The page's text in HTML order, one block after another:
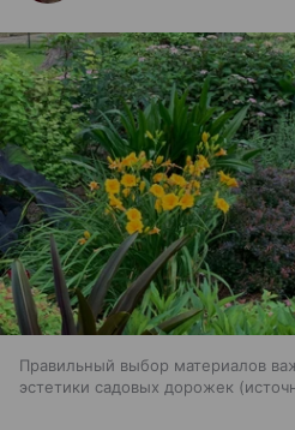
Правильный выбор материалов
эстетики садовых дорожек